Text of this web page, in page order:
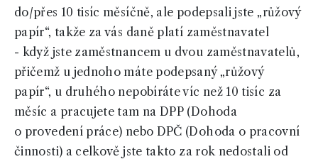
do/přes 10 tisíc měsíčně, ale podepsali jste „růžový
papír“, takže za vás daně platí zaměstnavatel
- když jste zaměstnancem u dvou zaměstnavatelů,
přičemž u jednoho máte podepsaný „růžový
papír“, u druhého nepobíráte víc než 10 tisíc za
měsíc a pracujete tam na DPP (Dohoda
o provedení práce) nebo DPČ (Dohoda o pracovní
činnosti) a celkově jste takto za rok nedostali od